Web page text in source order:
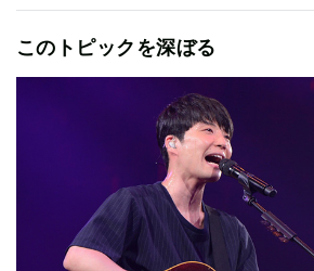
このトピックを深ぼる